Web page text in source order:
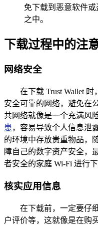
免下载到恶意软件
之中。
下载过程中的注
网络安全
在下载 Trust Wallet
安全可靠的网络，避免在
共网络就像是一个充满风
患，容易导致个人信息泄
的环境中存放贵重物品，
障自己的数字资产安全，
者安全的家庭 Wi-Fi 进行下
核实应用信息
在下载前，一定要仔
户评价等，这就像是在购